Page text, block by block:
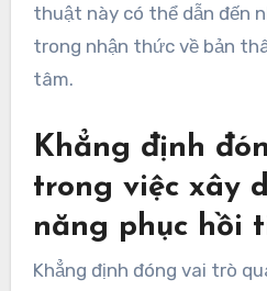
thuật này có thể dẫn đến
trong nhận thức về bản
tâm.
Khẳng định
trong việc xây
năng phục hồi
Khẳng định đóng vai trò